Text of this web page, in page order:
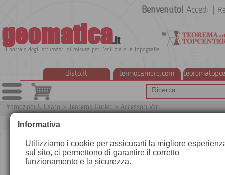
geomatica.it
Il portale degli strumenti di misura per l'edilizia e la topografia
disto.it termocamere.com
Benvenuto! Accedi
Promozioni & Usato > Teorema Outlet > Accessori Vari
Informativa
Utilizziamo i cookie per assicurarti la migliore
sul sito, ci permettono di garantire il corretto
funzionamento e la sicurezza.